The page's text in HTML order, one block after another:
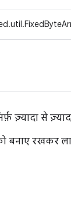
ज़्यादा से
बनाए रखकर